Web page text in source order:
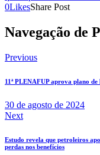
0LikesShare Post
Navegação de
Previous
11ª PLENAFUP aprova plano
30 de agosto de 2024
Next
Estudo revela que petroleiros
perdas nos benefícios